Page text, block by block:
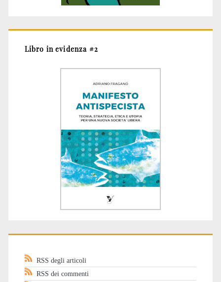
Libro in evidenza #2
RSS degli articoli
RSS dei commenti